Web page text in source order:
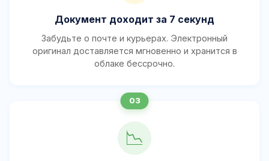
Документ доходит за 7 секунд
Забудьте о почте и курьерах. Электронный
оригинал доставляется мгновенно и хранится в
облаке бессрочно.
📉